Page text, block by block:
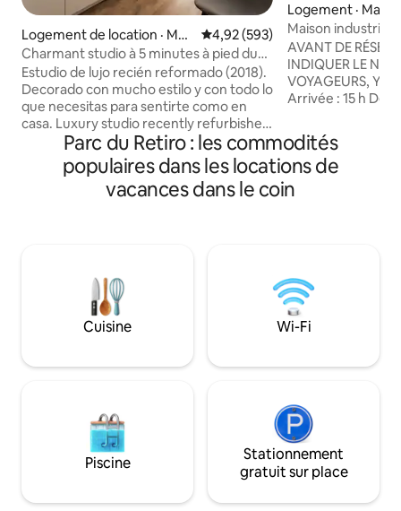
Logement de location · Mad
rid
Note moyenne de 4,92 sur 5,
4,92 (593)
Charmant studio à 5 minutes à pied du
parc du Retiro, confortable...
Estudio de lujo recién reformado (2018).
Decorado con mucho estilo y con todo lo
que necesitas para sentirte como en
casa. Luxury studio recently refurbished
(2018). Stylish decorated & equiped w/
everything needed to feel at home.
Salón-cocina muy acogedor. El estudio
es perfecto para parejas, familias con 1 o
matrimonio es amplia, con una cama de
1,50 x 2,00 metros, un colchón muy
cómodo y un escritorio para trabajar.
Baño completo y moderno. Disfruta con
acabar el día de la mejor de las maneras.
This Studio is perfect for couple
romantic gateaways, familias with 1 or 2
kids as well as for anyone on business
trip. The sofa-bed in the living room is
very confortable & even more once you
rest on the 1,40 meter (w) x 1,90 (l) bed,
Logement ·
Maison
AVANT DE
INDIQUER LE
VOYAGEURS, Y
Arrivée : 15 h Départ : 12 h
PHOTO,
PUBLICITÉS,
VLOGS, etc.
QUELQUE
que chaque
informations de
de téléphone,
signature à son
Parc du Retiro : les commodités
populaires dans les locations de
vacances dans le coin
Cuisine Wi-Fi
Piscine
Stationnement
gratuit sur place